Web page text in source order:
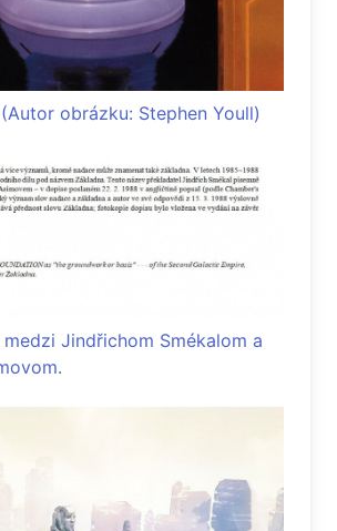
obrázku: Stephen Youll)
medzi Jindřichom Smékalom a